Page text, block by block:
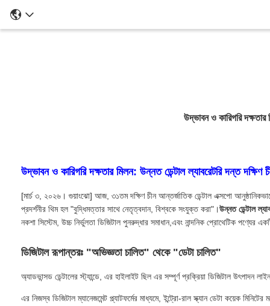
উদ্ভাবন ও কারিগরি
উদ্ভাবন ও কারিগরি দক্ষতার মিলন: উন্নত ডেন্টাল ল্যাবরেটরি দন্ত
[মার্চ ৩, ২০২৬। গুয়াংঝো] আজ, ৩১তম দক্ষিণ চীন আন্তর্জাতিক ডেন্টাল এক্সপো
প্রদর্শনীর থিম হল "বুদ্ধিমত্তার সাথে নেতৃত্বদান, বিশ্বকে সংযুক্ত করা"।উন্নত ডেন্টাল
নকশা সিস্টেম, উচ্চ নির্ভুলতা ডিজিটাল পুনরুদ্ধার সমাধান,এবং নান্দনিক প্রোথেটিক পণ্যের
ডিজিটাল রূপান্তরঃ "অভিজ্ঞতা চালিত" থেকে "ডেটা চালিত"
অ্যাডভান্সড ডেন্টালের স্ট্যান্ডে, এর হাইলাইট ছিল এর সম্পূর্ণ প্রক্রিয়া ডিজিটাল
এর নিজস্ব ডিজিটাল ম্যানেজমেন্ট প্ল্যাটফর্মের মাধ্যমে, ইন্ট্রো-রাল স্ক্যান ডেটা কয়েক